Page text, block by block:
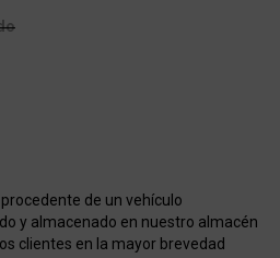
de un vehículo
y almacenado en nuestro almacén
clientes en la mayor brevedad